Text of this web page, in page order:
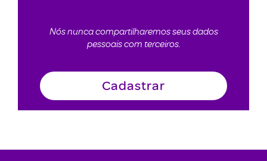
Nós nunca compartilharemos seus dados
pessoais com terceiros.